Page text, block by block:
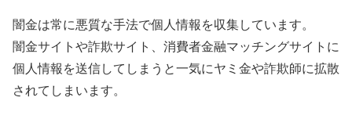
闇金は常に悪質な手法で個人情報を収集しています。
闇金サイトや詐欺サイト、消費者金融マッチングサイトに
個人情報を送信してしまうと一気にヤミ金や詐欺師に拡散
されてしまいます。